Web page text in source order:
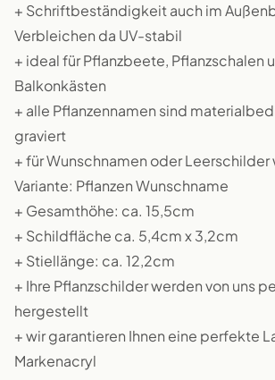
+ Schriftbeständigkeit auch im
Verbleichen da UV-stabil
+ ideal für Pflanzbeete, Pflanzschalen
Balkonkästen
+ alle Pflanzennamen sind
graviert
+ für Wunschnamen oder Leerschilder
Variante: Pflanzen Wunschname
+ Gesamthöhe: ca. 15,5cm
+ Schildfläche ca. 5,4cm x 3,2cm
+ Stiellänge: ca. 12,2cm
+ Ihre Pflanzschilder werden von uns
hergestellt
+ wir garantieren Ihnen eine perfekte
Markenacryl